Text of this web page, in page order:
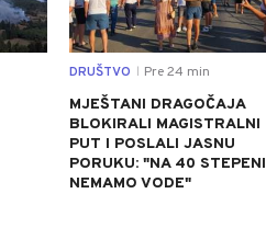
DRUŠTVO Pre 24 min
MJEŠTANI DRAGOČAJA
BLOKIRALI MAGISTRALNI
PUT I POSLALI JASNU
PORUKU: "NA 40 STEPENI
NEMAMO VODE"